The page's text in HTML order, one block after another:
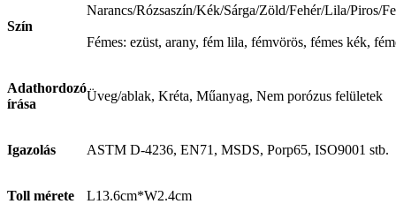
Szín
Narancs/Rózsaszín/Kék/Sárga/Zöld/Fehér/Lila/Piros/
Fémes: ezüst, arany, fém lila, fémvörös, fémes kék,
Adathordozó
írása
Üveg/ablak, Kréta, Műanyag, Nem porózus felületek
Igazolás ASTM D-4236, EN71, MSDS, Porp65, ISO9001 stb.
Toll mérete L13.6cm*W2.4cm